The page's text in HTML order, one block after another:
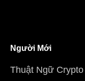
Người Mới
Thuật Ngữ Crypto